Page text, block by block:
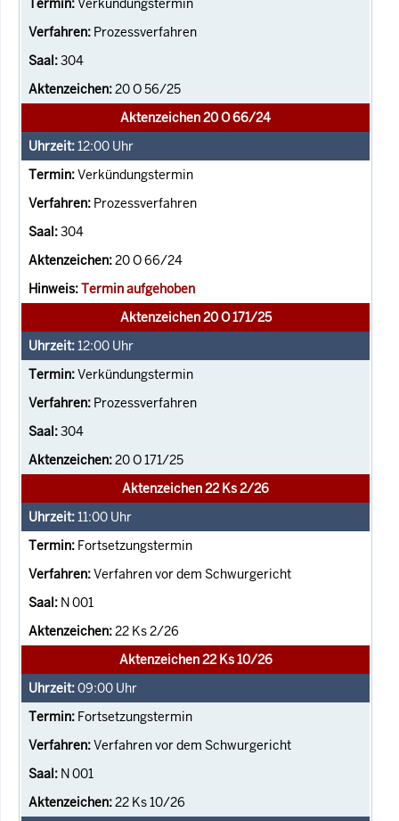
Verkündungstermin
Prozessverfahren
304
20 O 56/25
Aktenzeichen 20 O 66/24
12:00 Uhr
Verkündungstermin
Prozessverfahren
304
20 O 66/24
Termin aufgehoben
Aktenzeichen 20 O 171/25
12:00 Uhr
Verkündungstermin
Prozessverfahren
304
20 O 171/25
Aktenzeichen 22 Ks 2/26
11:00 Uhr
Fortsetzungstermin
Verfahren vor dem Schwurgericht
N 001
22 Ks 2/26
Aktenzeichen 22 Ks 10/26
09:00 Uhr
Fortsetzungstermin
Verfahren vor dem Schwurgericht
N 001
22 Ks 10/26